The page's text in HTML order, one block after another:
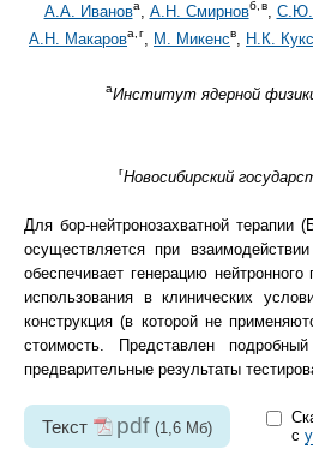
А.А. Иванова, А.Н. Смирновб, в, С.Ю.
А.Н. Макарова, г, М. Микенсв, Н.К.
аИнститут ядерной
гНовосибирский
Для бор-нейтронозахватной терапии
осуществляется при
обеспечивает генерацию
использования в клинических
конструкция (в которой не
стоимость. Представлен
предварительные результаты
Текст pdf (1,6 Мб)
с